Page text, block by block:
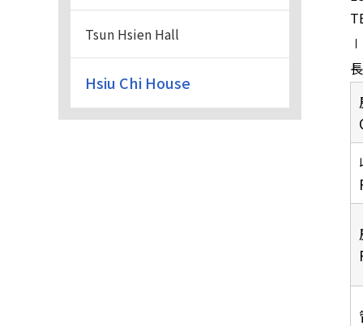
Tsun Hsien Hall
Hsiu Chi House